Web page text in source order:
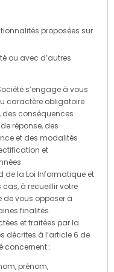
proposées sur
ou avec d’autres
s’engage à vous
caractère obligatoire
des conséquences
réponse, des
et des modalités
et
de la Loi Informatique et
cas, à recueillir votre
de vous opposer à
finalités.
et traitées par la
décrites à l’article 6 de
concernent :
prénom,